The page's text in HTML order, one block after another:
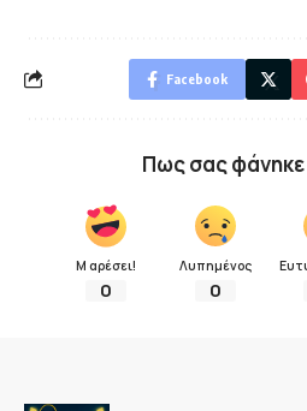
Facebook
Πως σας φάνηκε
Μ αρέσει!
0
Λυπημένος
0